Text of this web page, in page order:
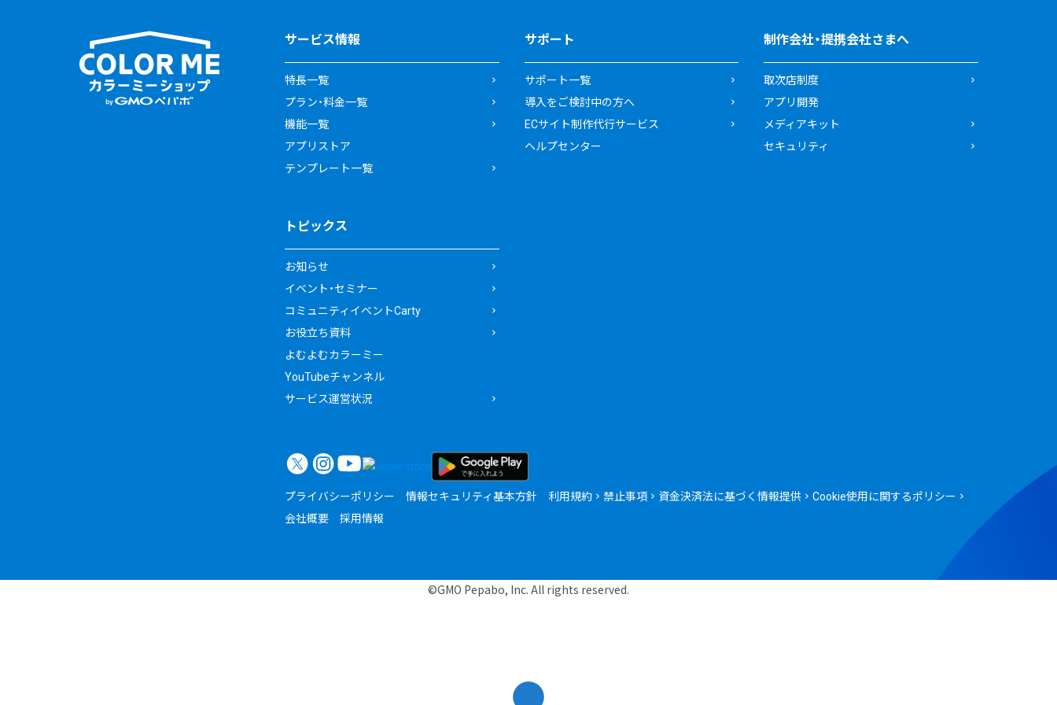
サービス情報
特長一覧
プラン・料金一覧
機能一覧
アプリストア
テンプレート一覧
サポート
サポート一覧
導入をご検討中の方へ
ECサイト制作代行サービス
ヘルプセンター
制作会社・提携会社さまへ
取次店制度
アプリ開発
メディアキット
セキュリティ
トピックス
お知らせ
イベント・セミナー
コミュニティイベントCarty
お役立ち資料
よむよむカラーミー
YouTubeチャンネル
サービス運営状況
プライバシーポリシー 情報セキュリティ基本方針 利用規約 禁止事項 資金決済法に基づく情報提供
Cookie使用に関するポリシー
会社概要
採用情報
©GMO Pepabo, Inc. All rights reserved.